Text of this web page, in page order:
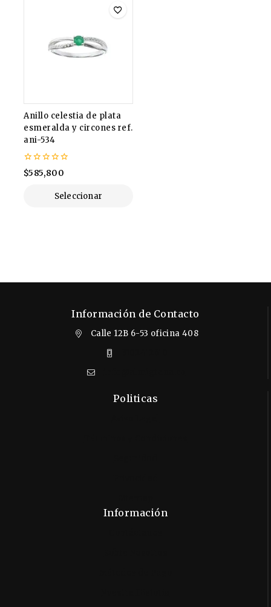
Anillo celestia de plata
esmeralda y circones ref.
ani-534
0
de
$585,800
Seleccionar
Información de Contacto
Calle 12B 6-53 oficina 408
Politicas
Información